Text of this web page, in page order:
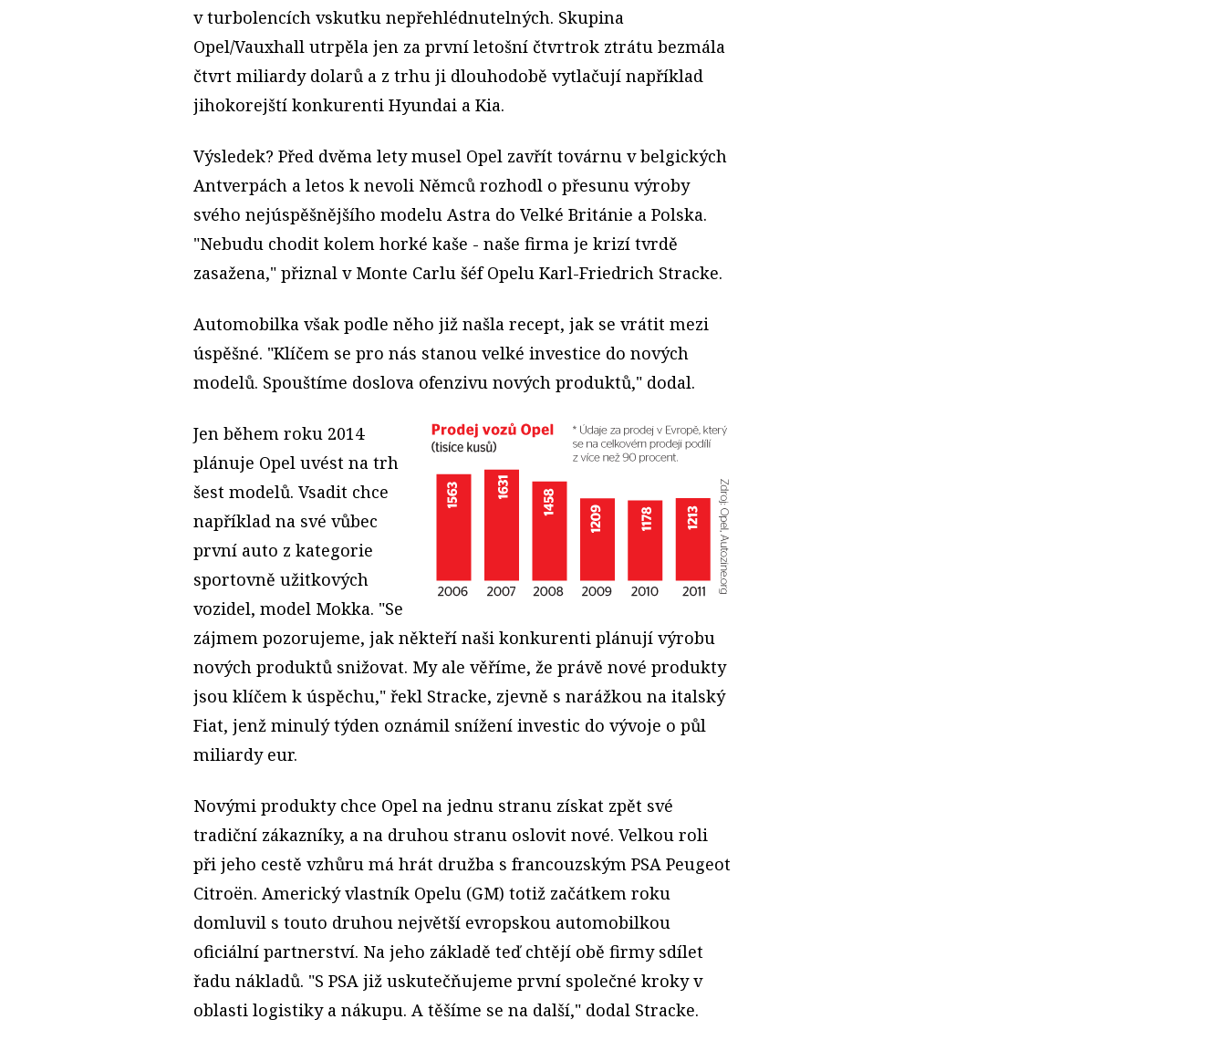
v turbolencích vskutku nepřehlédnutelných. Skupina
Opel/Vauxhall utrpěla jen za první letošní čtvrtrok ztrátu bezmála
čtvrt miliardy dolarů a z trhu ji dlouhodobě vytlačují například
jihokorejští konkurenti Hyundai a Kia.
Výsledek? Před dvěma lety musel Opel zavřít továrnu v belgických
Antverpách a letos k nevoli Němců rozhodl o přesunu výroby
svého nejúspěšnějšího modelu Astra do Velké Británie a Polska.
"Nebudu chodit kolem horké kaše - naše firma je krizí tvrdě
zasažena," přiznal v Monte Carlu šéf Opelu Karl-Friedrich Stracke.
Automobilka však podle něho již našla recept, jak se vrátit mezi
úspěšné. "Klíčem se pro nás stanou velké investice do nových
modelů. Spouštíme doslova ofenzivu nových produktů," dodal.
Jen během roku 2014
plánuje Opel uvést na trh
šest modelů. Vsadit chce
například na své vůbec
první auto z kategorie
sportovně užitkových
vozidel, model Mokka. "Se
zájmem pozorujeme, jak někteří naši konkurenti plánují výrobu
nových produktů snižovat. My ale věříme, že právě nové produkty
jsou klíčem k úspěchu," řekl Stracke, zjevně s narážkou na italský
Fiat, jenž minulý týden oznámil snížení investic do vývoje o půl
miliardy eur.
Novými produkty chce Opel na jednu stranu získat zpět své
tradiční zákazníky, a na druhou stranu oslovit nové. Velkou roli
při jeho cestě vzhůru má hrát družba s francouzským PSA Peugeot
Citroën. Americký vlastník Opelu (GM) totiž začátkem roku
domluvil s touto druhou největší evropskou automobilkou
oficiální partnerství. Na jeho základě teď chtějí obě firmy sdílet
řadu nákladů. "S PSA již uskutečňujeme první společné kroky v
oblasti logistiky a nákupu. A těšíme se na další," dodal Stracke.